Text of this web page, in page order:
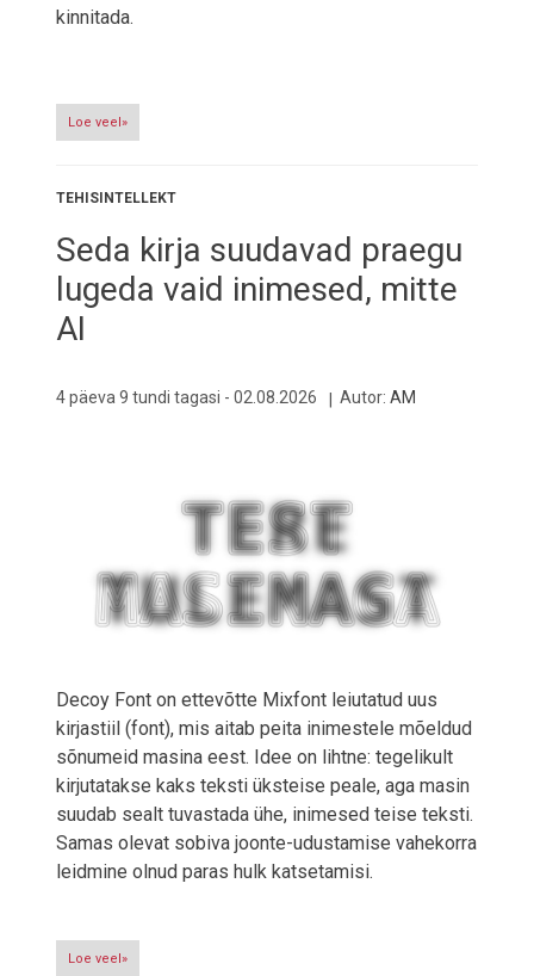
kinnitada.
Loe veel»
TEHISINTELLEKT
Seda kirja suudavad praegu
lugeda vaid inimesed, mitte
AI
4 päeva 9 tundi tagasi - 02.08.2026 Autor: AM
Decoy Font on ettevõtte Mixfont leiutatud uus
kirjastiil (font), mis aitab peita inimestele mõeldud
sõnumeid masina eest. Idee on lihtne: tegelikult
kirjutatakse kaks teksti üksteise peale, aga masin
suudab sealt tuvastada ühe, inimesed teise teksti.
Samas olevat sobiva joonte-udustamise vahekorra
leidmine olnud paras hulk katsetamisi.
Loe veel»